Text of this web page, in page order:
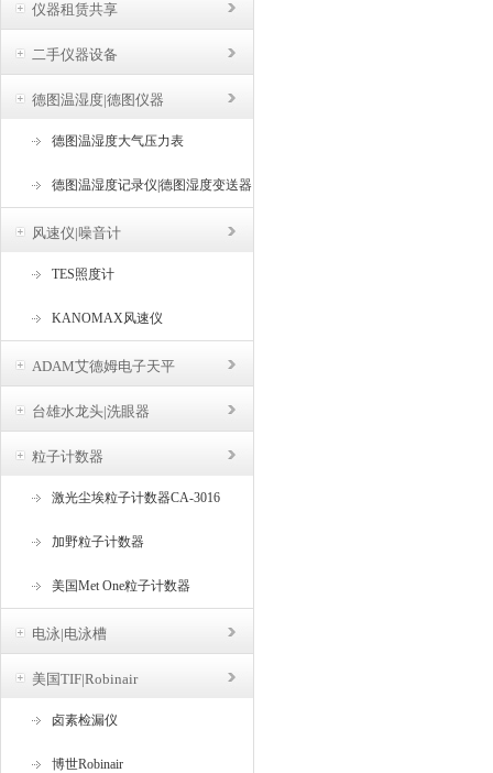
仪器租赁共享
二手仪器设备
德图温湿度|德图仪器
德图温湿度大气压力表
德图温湿度记录仪|德图湿度变送器
风速仪|噪音计
TES照度计
KANOMAX风速仪
ADAM艾德姆电子天平
台雄水龙头|洗眼器
粒子计数器
激光尘埃粒子计数器CA-3016
加野粒子计数器
美国Met One粒子计数器
电泳|电泳槽
美国TIF|Robinair
卤素检漏仪
博世Robinair